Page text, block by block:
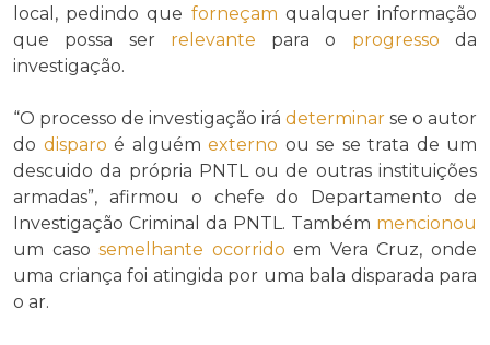
local, pedindo que forneçam qualquer informação
que possa ser relevante para o progresso da
investigação.
“O processo de investigação irá determinar se o autor
do disparo é alguém externo ou se se trata de um
descuido da própria PNTL ou de outras instituições
armadas”, afirmou o chefe do Departamento de
Investigação Criminal da PNTL. Também mencionou
um casosemelhante ocorrido em Vera Cruz, onde
uma criança foi atingida por uma bala disparada para
o ar.